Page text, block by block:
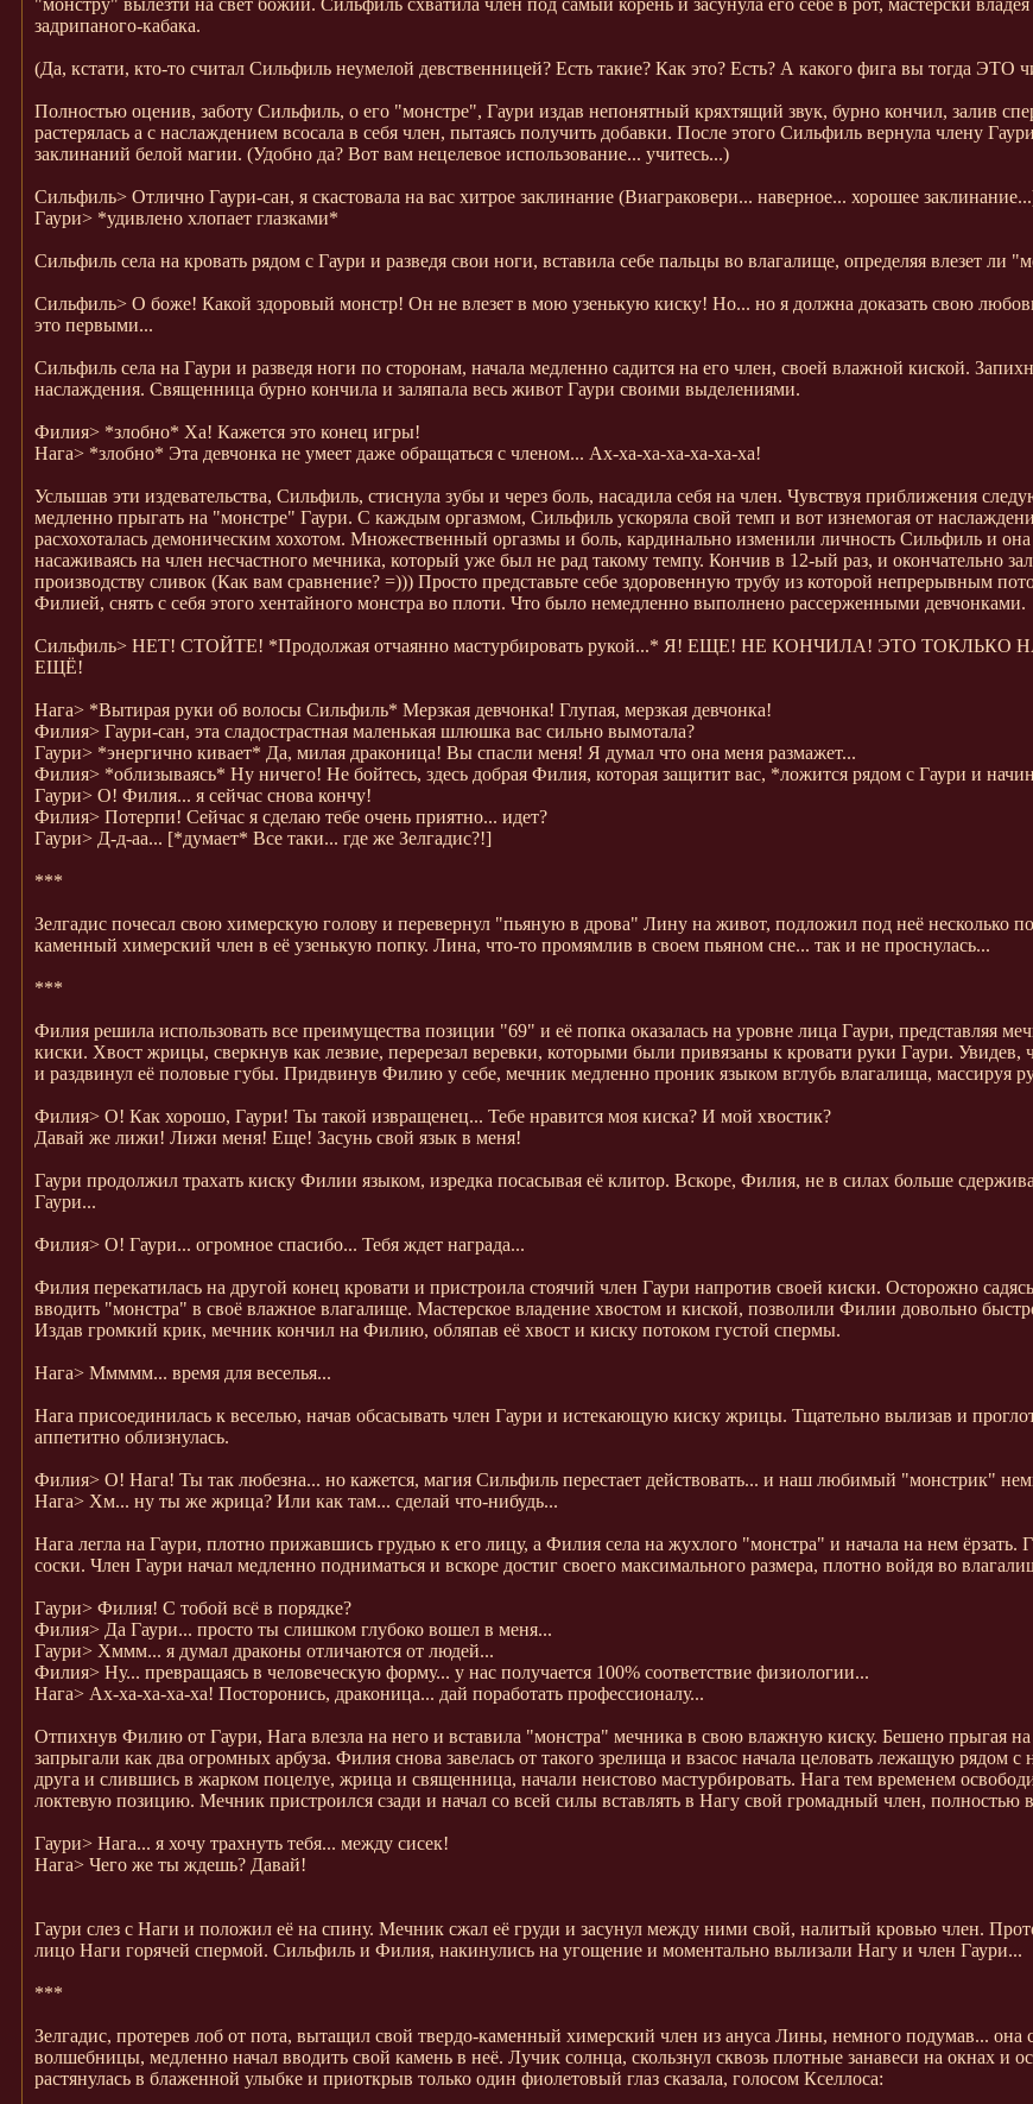
задрипаного-кабака.
(Да, кстати, кто-то считал Сильфиль неумелой девственницей? Есть такие? Как это? Есть? А какого фига вы тогда
Полностью оценив, заботу Сильфиль, о его "монстре", Гаури издав непонятный кряхтящий звук, бурно кончил, залив
растерялась а с наслаждением всосала в себя член, пытаясь получить добавки. После этого Сильфиль вернула члену
заклинаний белой магии. (Удобно да? Вот вам нецелевое использование... учитесь...)
Сильфиль> Отлично Гаури-сан, я скастовала на вас хитрое заклинание (Виаграковери... наверное... хорошее
Гаури> *удивлено хлопает глазками*
Сильфиль села на кровать рядом с Гаури и разведя свои ноги, вставила себе пальцы во влагалище, определяя влезет ли
Сильфиль> О боже! Какой здоровый монстр! Он не влезет в мою узенькую киску! Но... но я должна доказать свою
это первыми...
Сильфиль села на Гаури и разведя ноги по сторонам, начала медленно садится на его член, своей влажной киской.
наслаждения. Священница бурно кончила и заляпала весь живот Гаури своими выделениями.
Филия> *злобно* Ха! Кажется это конец игры!
Нага> *злобно* Эта девчонка не умеет даже обращаться с членом... Ах-ха-ха-ха-ха-ха-ха!
Услышав эти издевательства, Сильфиль, стиснула зубы и через боль, насадила себя на член. Чувствуя приближения
медленно прыгать на "монстре" Гаури. С каждым оргазмом, Сильфиль ускоряла свой темп и вот изнемогая от
расхохоталась демоническим хохотом. Множественный оргазмы и боль, кардинально изменили личность Сильфиль и
насаживаясь на член несчастного мечника, который уже был не рад такому темпу. Кончив в 12-ый раз, и окончательно
производству сливок (Как вам сравнение? =))) Просто представьте себе здоровенную трубу из которой непрерывным
Филией, снять с себя этого хентайного монстра во плоти. Что было немедленно выполнено рассерженными девчонками.
Сильфиль> НЕТ! СТОЙТЕ! *Продолжая отчаянно мастурбировать рукой...* Я! ЕЩЕ! НЕ КОНЧИЛА! ЭТО ТОКЛЬКО
ЕЩЁ!
Нага> *Вытирая руки об волосы Сильфиль* Мерзкая девчонка! Глупая, мерзкая девчонка!
Филия> Гаури-сан, эта сладострастная маленькая шлюшка вас сильно вымотала?
Гаури> *энергично кивает* Да, милая драконица! Вы спасли меня! Я думал что она меня размажет...
Филия> *облизываясь* Ну ничего! Не бойтесь, здесь добрая Филия, которая защитит вас, *ложится рядом с Гаури и
Гаури> О! Филия... я сейчас снова кончу!
Филия> Потерпи! Сейчас я сделаю тебе очень приятно... идет?
Гаури> Д-д-аа... [*думает* Все таки... где же Зелгадис?!]
***
Зелгадис почесал свою химерскую голову и перевернул "пьяную в дрова" Лину на живот, подложил под неё несколько
каменный химерский член в её узенькую попку. Лина, что-то промямлив в своем пьяном сне... так и не проснулась...
***
Филия решила использовать все преимущества позиции "69" и её попка оказалась на уровне лица Гаури, представляя
киски. Хвост жрицы, сверкнув как лезвие, перерезал веревки, которыми были привязаны к кровати руки Гаури.
и раздвинул её половые губы. Придвинув Филию у себе, мечник медленно проник языком вглубь влагалища, массируя
Филия> О! Как хорошо, Гаури! Ты такой извращенец... Тебе нравится моя киска? И мой хвостик?
Давай же лижи! Лижи меня! Еще! Засунь свой язык в меня!
Гаури продолжил трахать киску Филии языком, изредка посасывая её клитор. Вскоре, Филия, не в силах больше
Гаури...
Филия> О! Гаури... огромное спасибо... Тебя ждет награда...
Филия перекатилась на другой конец кровати и пристроила стоячий член Гаури напротив своей киски. Осторожно
вводить "монстра" в своё влажное влагалище. Мастерское владение хвостом и киской, позволили Филии довольно
Издав громкий крик, мечник кончил на Филию, обляпав её хвост и киску потоком густой спермы.
Нага> Ммммм... время для веселья...
Нага присоединилась к веселью, начав обсасывать член Гаури и истекающую киску жрицы. Тщательно вылизав и
аппетитно облизнулась.
Филия> О! Нага! Ты так любезна... но кажется, магия Сильфиль перестает действовать... и наш любимый "монстрик"
Нага> Хм... ну ты же жрица? Или как там... сделай что-нибудь...
Нага легла на Гаури, плотно прижавшись грудью к его лицу, а Филия села на жухлого "монстра" и начала на нем ёрзать.
соски. Член Гаури начал медленно подниматься и вскоре достиг своего максимального размера, плотно войдя во
Гаури> Филия! С тобой всё в порядке?
Филия> Да Гаури... просто ты слишком глубоко вошел в меня...
Гаури> Хммм... я думал драконы отличаются от людей...
Филия> Ну... превращаясь в человеческую форму... у нас получается 100% соответствие физиологии...
Нага> Ах-ха-ха-ха-ха! Посторонись, драконица... дай поработать профессионалу...
Отпихнув Филию от Гаури, Нага влезла на него и вставила "монстра" мечника в свою влажную киску. Бешено прыгая на
запрыгали как два огромных арбуза. Филия снова завелась от такого зрелища и взасос начала целовать лежащую
друга и слившись в жарком поцелуе, жрица и священница, начали неистово мастурбировать. Нага тем временем
локтевую позицию. Мечник пристроился сзади и начал со всей силы вставлять в Нагу свой громадный член, полностью
Гаури> Нага... я хочу трахнуть тебя... между сисек!
Нага> Чего же ты ждешь? Давай!
Гаури слез с Наги и положил её на спину. Мечник сжал её груди и засунул между ними свой, налитый кровью член.
лицо Наги горячей спермой. Сильфиль и Филия, накинулись на угощение и моментально вылизали Нагу и член Гаури...
***
Зелгадис, протерев лоб от пота, вытащил свой твердо-каменный химерский член из ануса Лины, немного подумав... она
волшебницы, медленно начал вводить свой камень в неё. Лучик солнца, скользнул сквозь плотные занавеси на окнах и
растянулась в блаженной улыбке и приоткрыв только один фиолетовый глаз сказала, голосом Кселлоса: